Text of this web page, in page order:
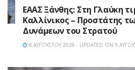
EAAΣ Ξάνθης: Στη Γλαύκη
Καλλίνικος – Προστάτης
Δυνάμεων του Στρατού
8 ΑΥΓΟΎΣΤΟΥ 2026 - UPDATED ON 9